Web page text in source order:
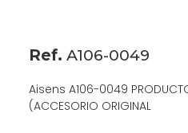
Ref. A106-0049
Aisens A106-0049
(ACCESORIO ORIGINAL